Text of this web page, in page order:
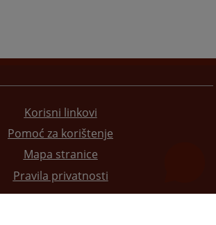
Korisni linkovi
Pomoć za korištenje
Mapa stranice
Pravila privatnosti